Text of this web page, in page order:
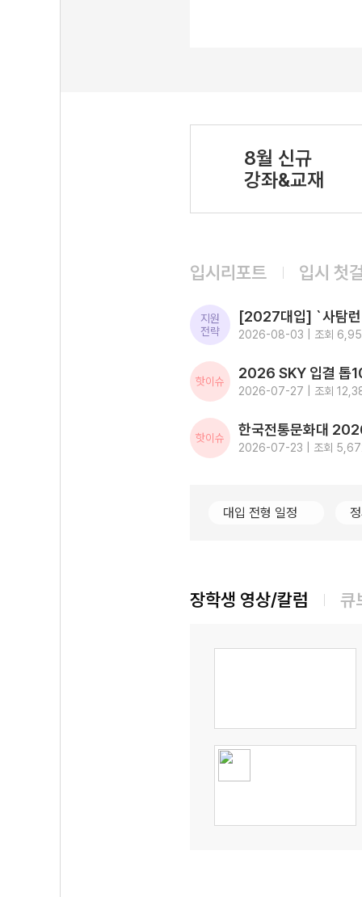
8월 신규
강좌&교재
입시리포트 입시 첫
지원
전략
2026-08-03 | 조회
핫이슈
2026-07-27 | 조회
핫이슈
2026-07-23 | 조회
대입 전형 일정
장학생 영상/칼럼 큐